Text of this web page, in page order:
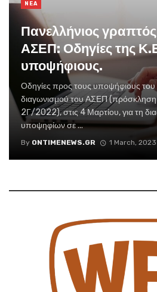
Πανελλήνιος
ΑΣΕΠ: Οδηγίες της
υποψήφιους.
Οδηγίες προς τους υποψήφιους
διαγωνισμού του ΑΣΕΠ
2Γ/2022), στις 4 Μαρτίου, για τη
υποψηφίων σε ...
By ONTIMENEWS.GR 1 March, 2023
NEA